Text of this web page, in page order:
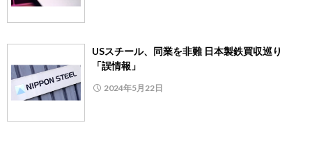
USスチール、同業を非難 日本製鉄買収巡り
「誤情報」
2024年5月22日